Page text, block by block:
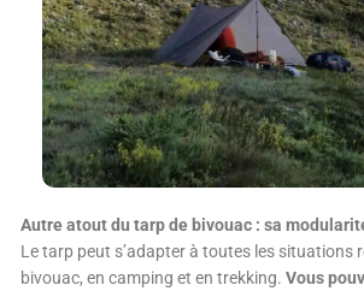
Autre atout du tarp de bivouac : sa
Le tarp peut s’adapter à toutes les situations
bivouac, en camping et en trekking.Vous